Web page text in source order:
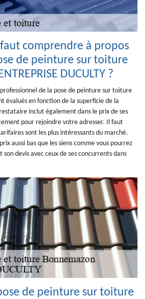
faut comprendre à propos
de peinture sur toiture
DUCULTY ?
de la pose de peinture sur toiture
évalués en fonction de la superficie de la
inclut également dans le prix de ses
pour rejoindre votre adresser. Il faut
sont les plus intéressants du marché.
aussi bas que les siens comme vous pourrez
devis avec ceux de ses concurrents dans
de peinture sur toiture